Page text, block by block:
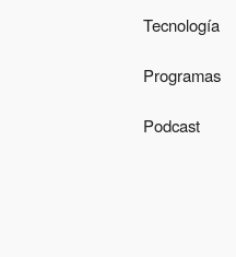
Tecnología
Programas
Podcast